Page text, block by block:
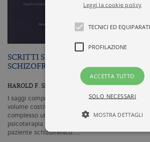
SCRITTI SULLA
SCHIZOFRENIA
HAROLD F. SEARLES
I saggi compresi in questo
volume costituiscono nel loro
complesso un trattato di
psicoterapia intensiva del
paziente schizofrenico.…
Leggi la cookie policy
TECNICI ED EQUIPARATI
PROFILAZIONE
ACCETTA TUTTO
SOLO NECESSARI
MOSTRA DETTAGLI